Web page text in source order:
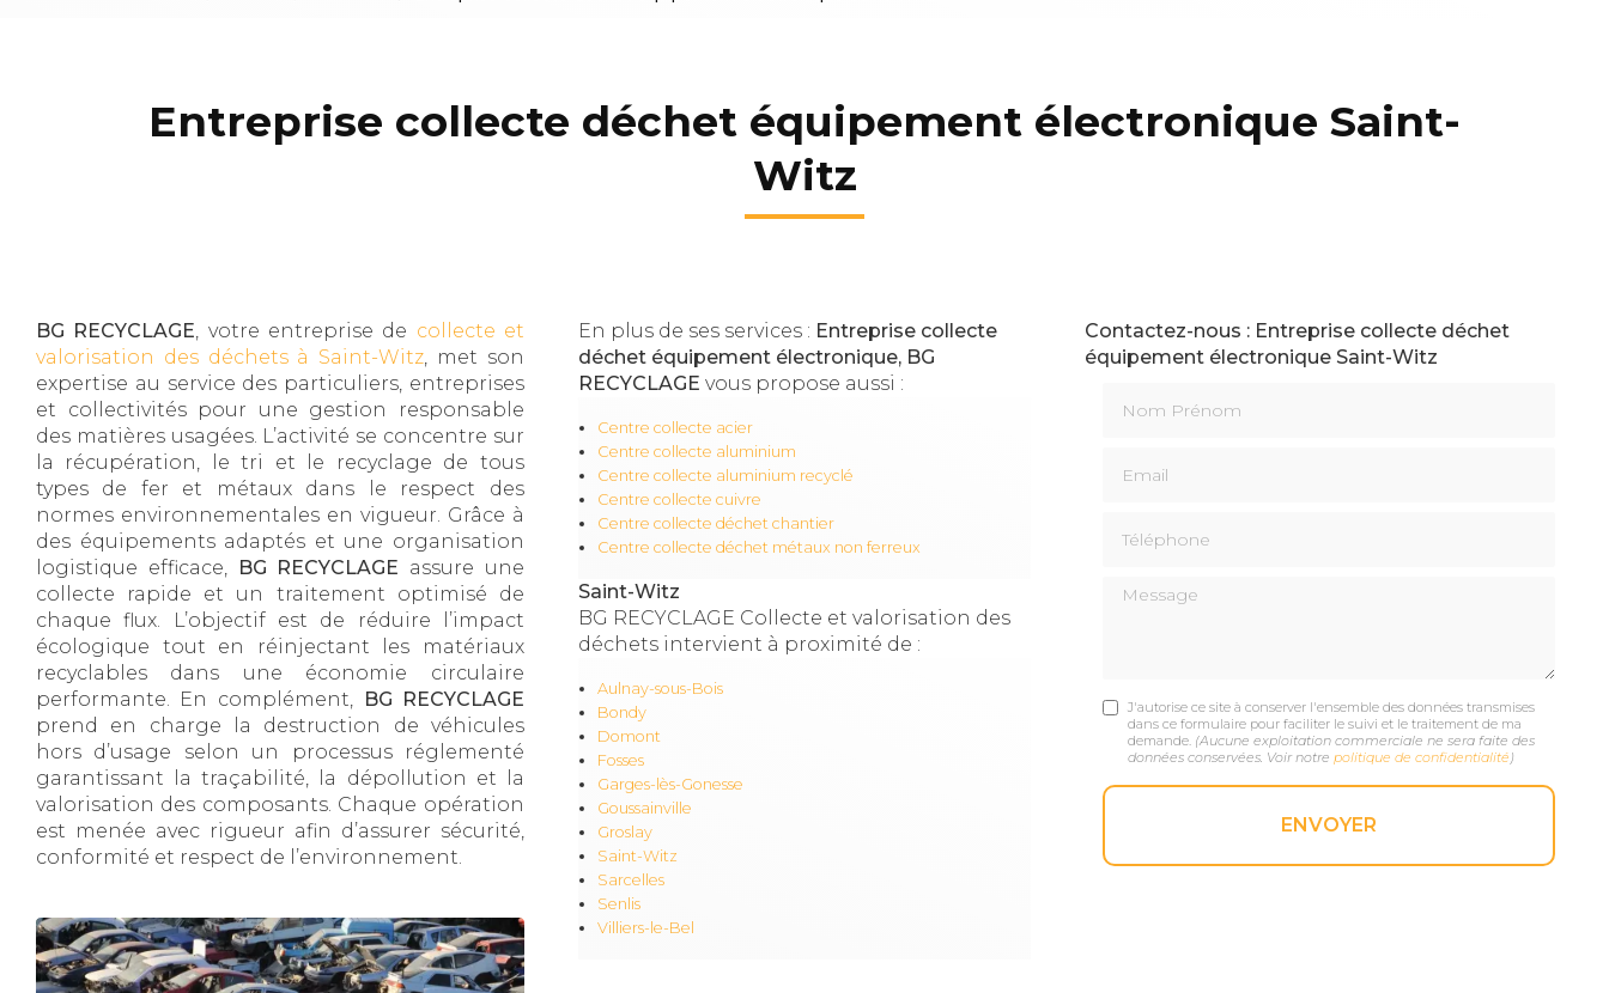
Entreprise collecte déchet équipement électronique Saint-
Witz
BG RECYCLAGE, votre entreprise de collecte et
valorisation des déchets à Saint-Witz, met son
expertise au service des particuliers, entreprises
et collectivités pour une gestion responsable
des matières usagées. L’activité se concentre sur
la récupération, le tri et le recyclage de tous
types de fer et métaux dans le respect des
normes environnementales en vigueur. Grâce à
des équipements adaptés et une organisation
logistique efficace,
BG RECYCLAGE assure une
collecte rapide et un traitement optimisé de
chaque flux. L’objectif est de réduire l’impact
écologique tout en réinjectant les matériaux
recyclables dans une économie circulaire
performante. En complément,
BG RECYCLAGE
prend en charge la destruction de véhicules
hors d’usage selon un processus réglementé
garantissant la traçabilité, la dépollution et la
valorisation des composants. Chaque opération
est menée avec rigueur afin d’assurer sécurité,
conformité et respect de l’environnement.
En plus de ses services : Entreprise collecte
déchet équipement électronique, BG
RECYCLAGE vous propose aussi :
Centre collecte acier
Centre collecte aluminium
Centre collecte aluminium recyclé
Centre collecte cuivre
Centre collecte déchet chantier
Centre collecte déchet métaux non ferreux
Saint-Witz
BG RECYCLAGE Collecte et valorisation des
déchets intervient à proximité de :
Aulnay-sous-Bois
Bondy
Domont
Fosses
Garges-lès-Gonesse
Goussainville
Groslay
Saint-Witz
Sarcelles
Senlis
Villiers-le-Bel
Contactez-nous : Entreprise collecte déchet
équipement électronique Saint-Witz
Message
J'autorise ce site à conserver l'ensemble des données transmises
dans ce formulaire pour faciliter le suivi et le traitement de ma
demande. (Aucune exploitation commerciale ne sera faite des
données conservées. Voir notre politique de confidentialité )